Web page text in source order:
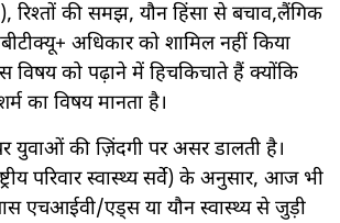
की समझ, यौन हिंसा से बचाव,लैंगिक
अधिकार को शामिल नहीं किया
विषय को पढ़ाने में हिचकिचाते हैं क्योंकि
का विषय मानता है।
युवाओं की ज़िंदगी पर असर डालती है।
परिवार स्वास्थ्य सर्वे) के अनुसार, आज भी
एचआईवी/एड्स या यौन स्वास्थ्य से जुड़ी